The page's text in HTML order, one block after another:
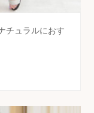
チュラルにおす